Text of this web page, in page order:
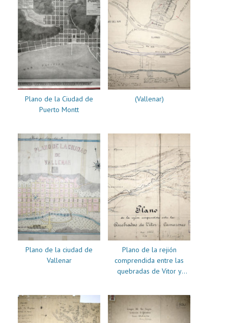
Plano de la Ciudad de
Puerto Montt
(Vallenar)
Plano de la ciudad de
Vallenar
Plano de la rejión
comprendida entre las
quebradas de Vitor y